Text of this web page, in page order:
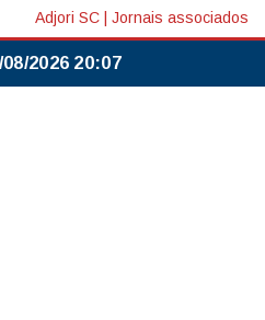
Adjori SC Jornais associados
2026 20:07